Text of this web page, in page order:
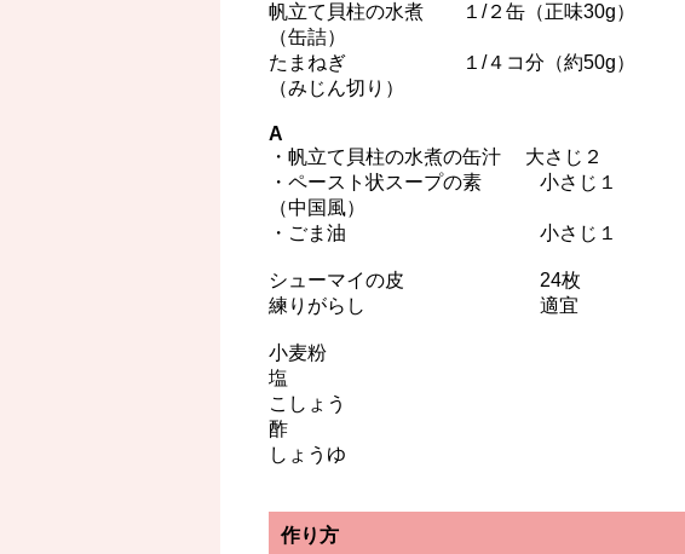
帆立て貝柱の水煮 １/２缶（正味30g）
（缶詰）
たまねぎ １/４コ分（約50g）
（みじん切り）
A
・帆立て貝柱の水煮の缶汁 大さじ２
・ペースト状スープの素 小さじ１
（中国風）
・ごま油 小さじ１
シューマイの皮 24枚
練りがらし 適宜
小麦粉
塩
こしょう
酢
しょうゆ
作り方